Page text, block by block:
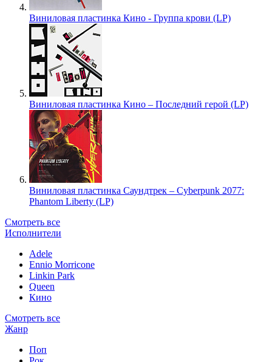
Виниловая пластинка Кино - Группа крови (LP)
Виниловая пластинка Кино – Последний герой (LP)
Виниловая пластинка Саундтрек – Cyberpunk 2077:
Phantom Liberty (LP)
Смотреть все
Исполнители
Adele
Ennio Morricone
Linkin Park
Queen
Кино
Смотреть все
Жанр
Поп